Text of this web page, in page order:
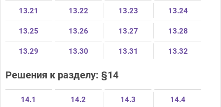
13.21 13.22 13.23 13.24
13.25 13.26 13.27 13.28
13.29 13.30 13.31 13.32
Решения к разделу: §14
14.1 14.2 14.3 14.4